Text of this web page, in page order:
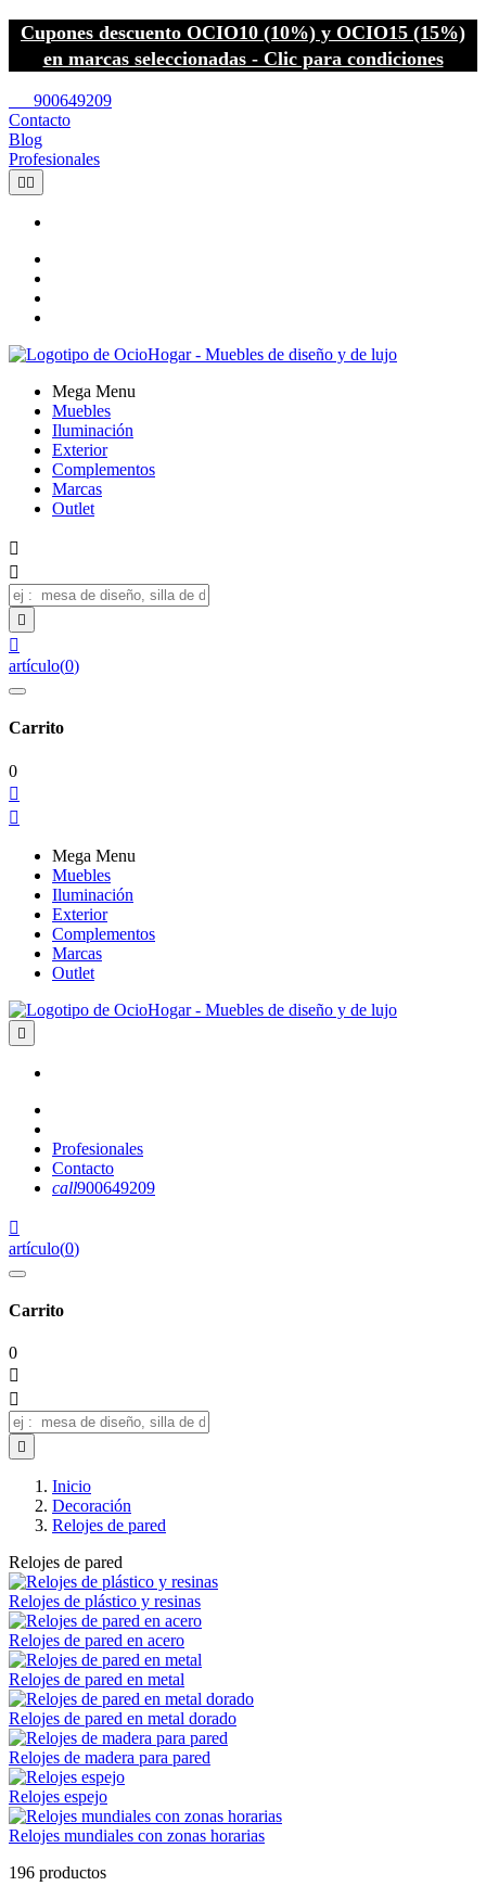
Cupones descuento OCIO10 (10%) y OCIO15 (15%)
en marcas seleccionadas - Clic para condiciones
900649209
Contacto
Blog
Profesionales
 
Mega Menu
Muebles
Iluminación
Exterior
Complementos
Marcas
Outlet




artículo(0)
Carrito
0


Mega Menu
Muebles
Iluminación
Exterior
Complementos
Marcas
Outlet

Profesionales
Contacto
call900649209

artículo(0)
Carrito
0



Inicio
Decoración
Relojes de pared
Relojes de pared
Relojes de plástico y resinas
Relojes de pared en acero
Relojes de pared en metal
Relojes de pared en metal dorado
Relojes de madera para pared
Relojes espejo
Relojes mundiales con zonas horarias
196 productos